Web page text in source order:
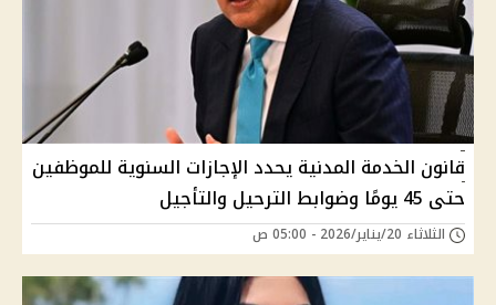
قانون الخدمة المدنية يحدد الإجازات السنوية للموظفين
حتى 45 يومًا وضوابط الترحيل والتأجيل
الثلاثاء 20/يناير/2026 - 05:00 ص